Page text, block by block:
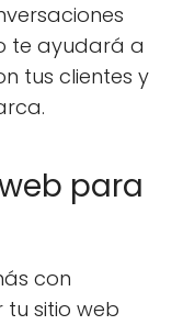
te ayudará a
tus clientes y
para
con
sitio web